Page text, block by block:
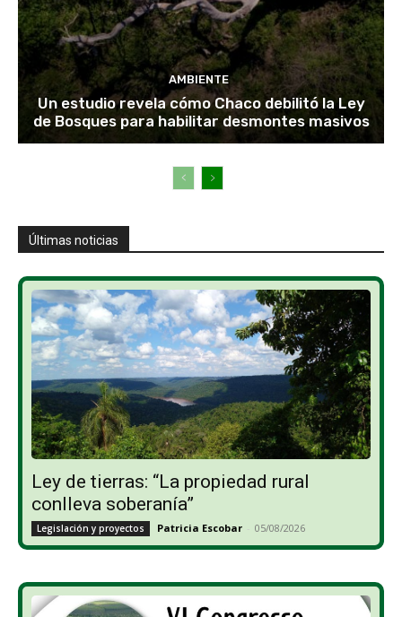
AMBIENTE
Un estudio revela cómo Chaco debilitó la Ley
de Bosques para habilitar desmontes masivos
Últimas noticias
Ley de tierras: “La propiedad rural
conlleva soberanía”
Legislación y proyectos Patricia Escobar - 05/08/2026